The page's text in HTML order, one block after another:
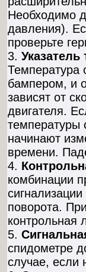
Необходимо
давления).
проверьте
3.
Температура
бампером, и
зависят от
двигателя.
температуры
начинают
времени.
4.
комбинации
поворота.
контрольная
5.
спидометре
случае, если